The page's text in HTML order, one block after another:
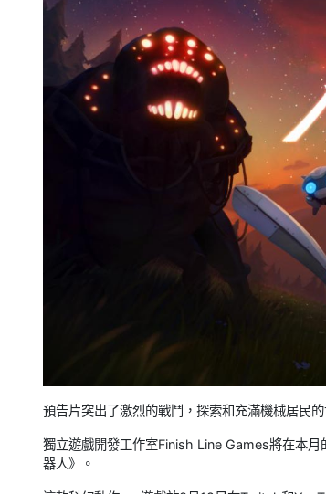
預告片突出了激烈的戰鬥，探索和充滿機械居民
獨立遊戲開發工作室Finish Line Games將在本
器人》。